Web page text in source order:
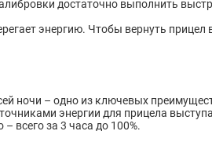
достаточно выполнить
энергию. Чтобы вернуть прицел
ночи – одно из ключевых
энергии для прицела
всего за 3 часа до 100%.